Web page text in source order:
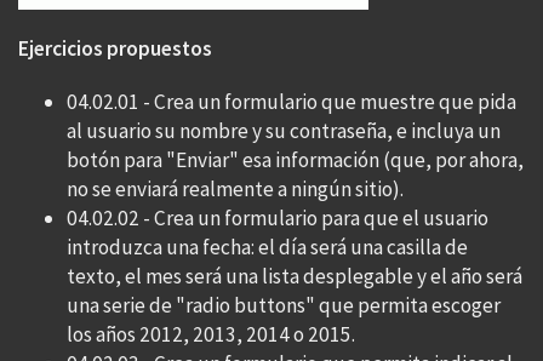
Ejercicios propuestos
04.02.01 - Crea un formulario que muestre que pida
al usuario su nombre y su contraseña, e incluya un
botón para "Enviar" esa información (que, por ahora,
no se enviará realmente a ningún sitio).
04.02.02 - Crea un formulario para que el usuario
introduzca una fecha: el día será una casilla de
texto, el mes será una lista desplegable y el año será
una serie de "radio buttons" que permita escoger
los años 2012, 2013, 2014 o 2015.